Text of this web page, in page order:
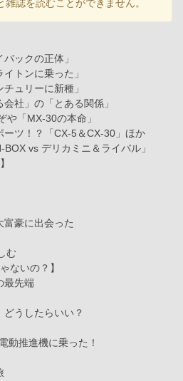
誌を読むことができません。
ックの正体」
トンに乗った」
ュリーに新種」
社」の「とある関係」
「MX-30の本命」
ツ！？「CX-5＆CX-30」ほか
vs デリカミニ＆ライバル」
豪に出会った
む
ないの？】
先端
うしたらいい？
推進機に乗った！